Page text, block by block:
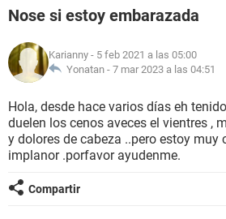
NUTRICIÓN
BIENESTAR
SEXUALIDAD
GLOSARIO
Nose si estoy embarazada
Karianny - 5 feb 2021 a las 05:00
Yonatan - 7 mar 2023 a las 04:51
Hola, desde hace varios días eh
duelen los cenos aveces el vientres ,
y dolores de cabeza ..pero estoy muy
implanor .porfavor ayudenme.
Compartir